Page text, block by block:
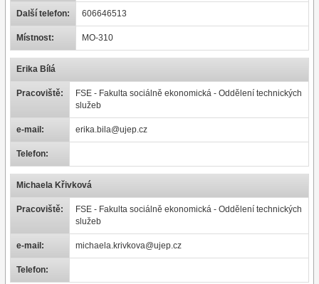
Další telefon: 606646513
Místnost: MO-310
Erika Bílá
Pracoviště:
FSE - Fakulta sociálně ekonomická - Oddělení technických
služeb
e-mail: erika.bila@ujep.cz
Telefon:
Michaela Křivková
Pracoviště:
FSE - Fakulta sociálně ekonomická - Oddělení technických
služeb
e-mail: michaela.krivkova@ujep.cz
Telefon: